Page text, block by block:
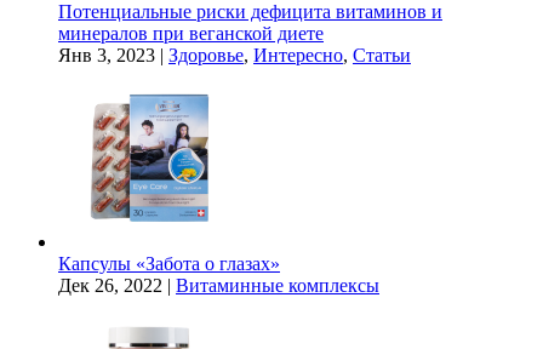
Потенциальные риски дефицита витаминов и
минералов при веганской диете
Янв 3, 2023 | Здоровье, Интересно, Статьи
Капсулы «Забота о глазах»
Дек 26, 2022 | Витаминные комплексы